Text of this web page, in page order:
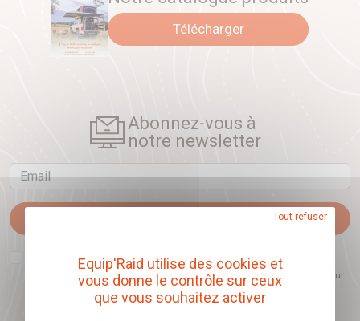
Télécharger
Abonnez-vous à
notre newsletter
Email
comprendre les sujets qui m'intéressent et d'améliorer les contenus
proposés. Ce choix est modifiable à tout moment et reste sans incidence sur
mon inscription.
Equip'Raid utilise des cookies et
vous donne le contrôle sur ceux
que vous souhaitez activer
Tout refuser